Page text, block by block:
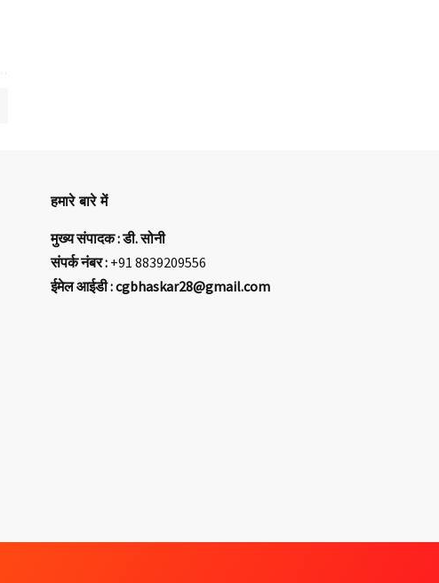
हमारे बारे में
मुख्य संपादक : डी. सोनी
संपर्क नंबर : +91 8839209556
ईमेल आईडी : cgbhaskar28@gmail.com